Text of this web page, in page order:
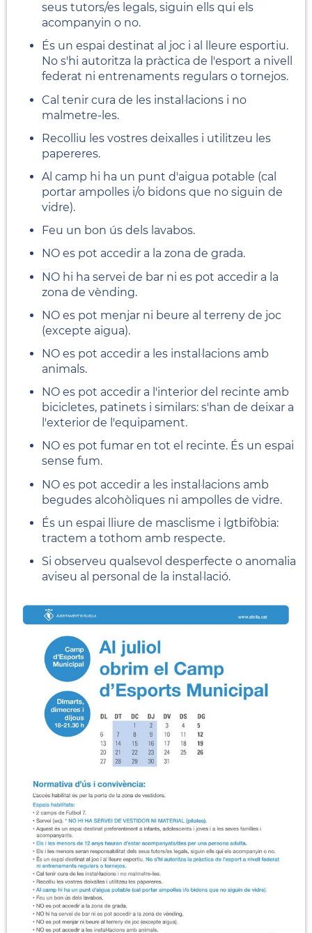
seus tutors/es legals, siguin ells qui els
acompanyin o no.
És un espai destinat al joc i al lleure esportiu.
No s'hi autoritza la pràctica de l'esport a nivell
federat ni entrenaments regulars o tornejos.
Cal tenir cura de les instal·lacions i no
malmetre-les.
Recolliu les vostres deixalles i utilitzeu les
papereres.
Al camp hi ha un punt d'aigua potable (cal
portar ampolles i/o bidons que no siguin de
vidre).
Feu un bon ús dels lavabos.
NO es pot accedir a la zona de grada.
NO hi ha servei de bar ni es pot accedir a la
zona de vènding.
NO es pot menjar ni beure al terreny de joc
(excepte aigua).
NO es pot accedir a les instal·lacions amb
animals.
NO es pot accedir a l'interior del recinte amb
bicicletes, patinets i similars: s'han de deixar a
l'exterior de l'equipament.
NO es pot fumar en tot el recinte. És un espai
sense fum.
NO es pot accedir a les instal·lacions amb
begudes alcohòliques ni ampolles de vidre.
És un espai lliure de masclisme i lgtbifòbia:
tractem a tothom amb respecte.
Si observeu qualsevol desperfecte o anomalia
aviseu al personal de la instal·lació.